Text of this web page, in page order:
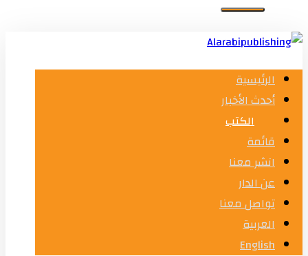
الرئيسية
أحدث الأخبار
الكتب
قائمة
انشر معنا
عن الدار
تواصل معنا
العربية
English